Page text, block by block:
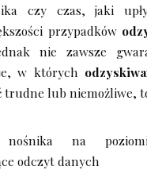
czy czas, jaki
przypadków
nie zawsze
w których
trudne lub niemożliwe,
nośnika na
odczyt danych